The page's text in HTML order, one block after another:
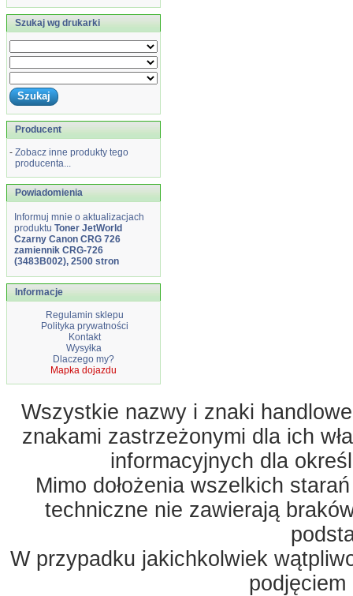
Szukaj wg drukarki
Producent
- Zobacz inne produkty tego
producenta...
Powiadomienia
Informuj mnie o aktualizacjach
produktu Toner JetWorld
Czarny Canon CRG 726
zamiennik CRG-726
(3483B002), 2500 stron
Informacje
Regulamin sklepu
Polityka prywatności
Kontakt
Wysyłka
Dlaczego my?
Mapka dojazdu
Wszystkie nazwy i znaki
znakami zastrzeżonymi dla ich
informacyjnych dla
Mimo dołożenia wszelkich
techniczne nie zawierają
W przypadku jakichkolwiek